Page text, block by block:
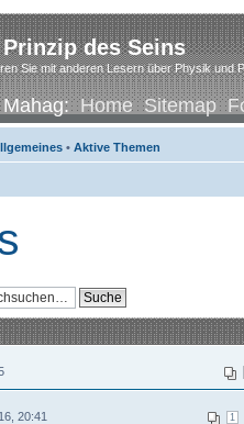
Prinzip des Seins
Sie mit anderen Lesern über Physik und
Mahag:Home Sitemap
• Aktive Themen
1
20:41